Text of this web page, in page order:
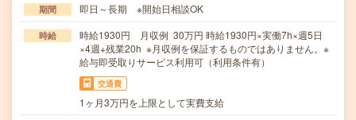
期間 即日～長期 ※開始日相談OK
時給
時給1930円 月収例 30万円 時給1930円×実働7h×週5日
×4週+残業20h ※月収例を保証するものではありません。※
給与即受取りサービス利用可（利用条件有）
交通費
1ヶ月3万円を上限として実費支給